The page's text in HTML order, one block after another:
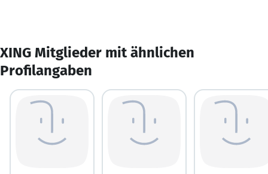
XING Mitglieder mit ähnlichen
Profilangaben